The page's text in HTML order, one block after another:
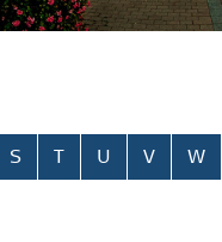
S T U V W